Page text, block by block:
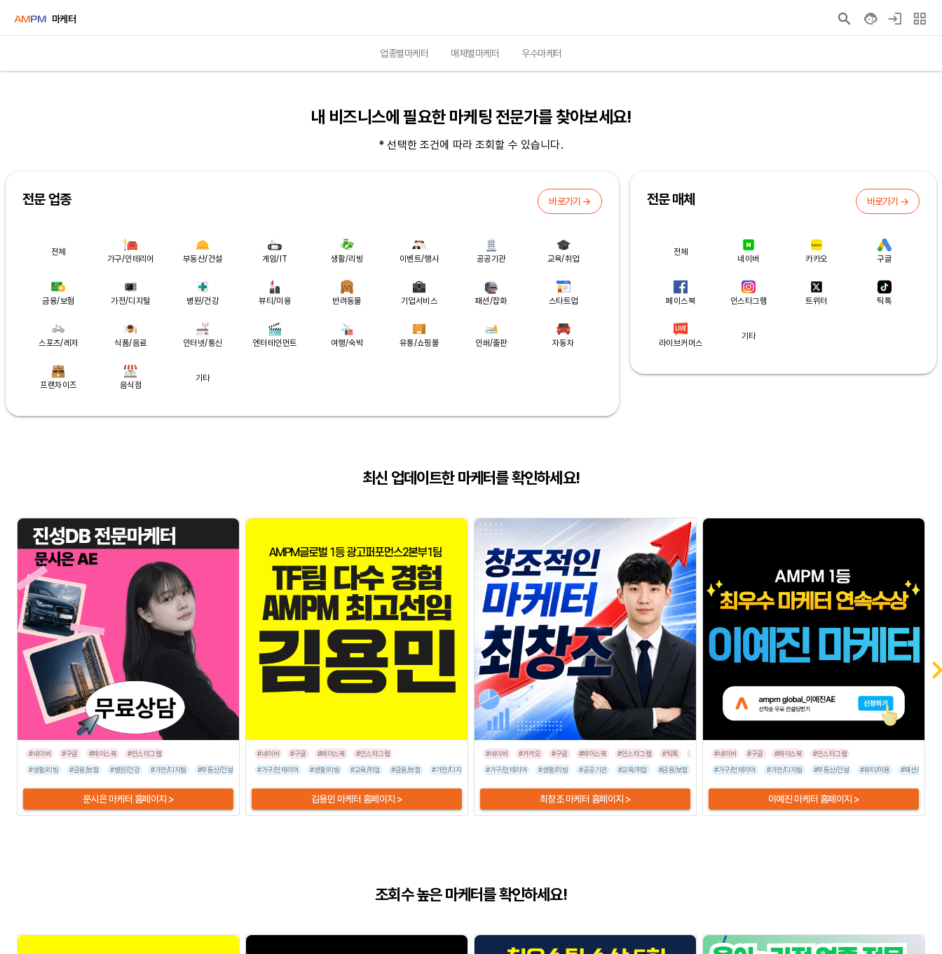
마케터
업종별마케터 매체별마케터 우수마케터
내 비즈니스에 필요한 마케팅 전문가를 찾아보세요!
* 선택한 조건에 따라 조회할 수 있습니다.
전문 업종 바로가기 →
전체
가구/인테리어 부동산/건설 게임/IT 생활/리빙 이벤트/행사 공공기관 교육/취업
금융/보험 가전/디지털 병원/건강 뷰티/미용 반려동물 기업서비스 패션/잡화 스타트업
스포츠/레저 식품/음료 인터넷/통신 엔터테인먼트 여행/숙박 유통/쇼핑몰 인쇄/출판 자동차
프랜차이즈 음식점
기타
전문 매체 바로가기 →
전체
네이버 카카오 구글
페이스북 인스타그램 트위터 틱톡
라이브커머스
기타
최신 업데이트한 마케터를 확인하세요!
#네이버 #구글 #페이스북
#인스타그램
#생활/리빙
#금융/보험 #병원/건강 #가전/디지털 #부동산/건설 #뷰티/미용 #반려동물 #패션/잡화 #스타트업 #엔터테인먼트 #자동차
문시은 마케터 홈페이지 >
#네이버 #구글 #페이스북
#인스타그램
#가구/인테리어
#생활/리빙 #교육/취업 #금융/보험 #가전/디지털 #기업서비스 #패션/잡화 #식품/음료 #여행/숙박
김용민 마케터 홈페이지 >
#네이버 #카카오 #구글 #페이스북 #인스타그램 #틱톡 #라이브커머스 #기타
#트위터
#가구/인테리어
#생활/리빙 #공공기관 #교육/취업 #금융/보험 #이벤트/행사 #병원/건강 #가전/디지털 #뷰티/미용 #패션/잡화 #스포츠/
최창조 마케터 홈페이지 >
#네이버 #구글 #페이스북
#인스타그램
#가구/인테리어
#가전/디지털 #부동산/건설 #뷰티/미용 #패션/잡화
이예진 마케터 홈페이지 >
조회수 높은 마케터를 확인하세요!